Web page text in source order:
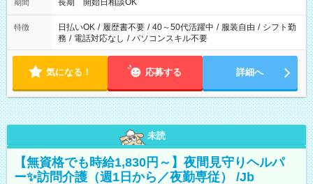
期間 長期 開始日相談OK
特徴 日払いOK / 履歴書不要 / 40～50代活躍中 / 服装自由 / シフト勤
務 / 電話対応なし / パソコンスキル不要
気になる！ 応募する 詳細へ
未読
【無資格でも時給1,830円～】夜間見守りヘルパ
ー✨訪問介護（週1日から／夜勤専従） /Jb